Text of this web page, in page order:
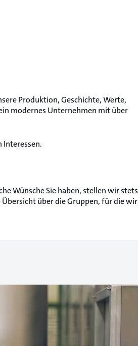
Produktion, Geschichte, Werte,
modernes Unternehmen mit über
Interessen.
Wünsche Sie haben, stellen wir stets
Übersicht über die Gruppen, für die wir